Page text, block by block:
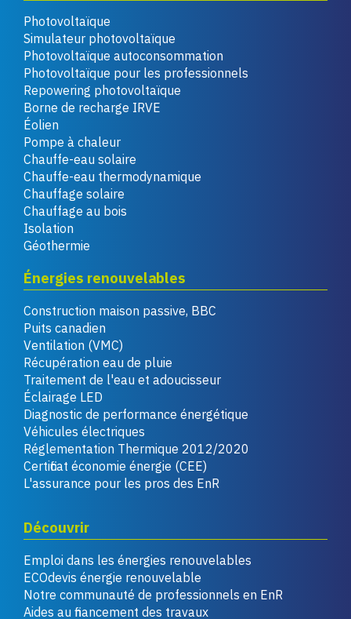
Photovoltaïque
Simulateur photovoltaïque
Photovoltaïque autoconsommation
Photovoltaïque pour les professionnels
Repowering photovoltaïque
Borne de recharge IRVE
Éolien
Pompe à chaleur
Chauffe-eau solaire
Chauffe-eau thermodynamique
Chauffage solaire
Chauffage au bois
Isolation
Géothermie
Énergies renouvelables
Construction maison passive, BBC
Puits canadien
Ventilation (VMC)
Récupération eau de pluie
Traitement de l'eau et adoucisseur
Éclairage LED
Diagnostic de performance énergétique
Véhicules électriques
Réglementation Thermique 2012/2020
Certificat économie énergie (CEE)
L'assurance pour les pros des EnR
Découvrir
Emploi dans les énergies renouvelables
ECOdevis énergie renouvelable
Notre communauté de professionnels en EnR
Aides au financement des travaux